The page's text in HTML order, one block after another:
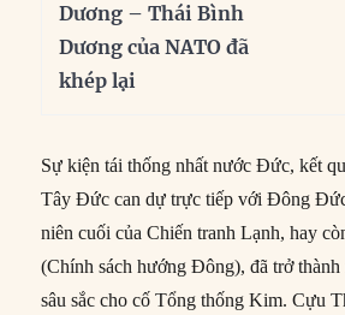
Dương – Thái Bình
Dương của NATO đã
khép lại
Sự kiện tái thống nhất nước Đức, kết
Tây Đức can dự trực tiếp với Đông
niên cuối của Chiến tranh Lạnh, hay
(Chính sách hướng Đông), đã trở
sâu sắc cho cố Tổng thống Kim. Cựu